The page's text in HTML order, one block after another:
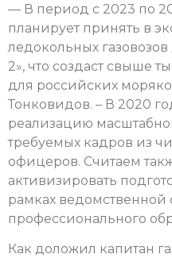
— В период с 2023 по
планирует принять в
ледокольных
2», что создаст свыше
для российских
Тонковидов. – В 2020
реализацию
требуемых кадров из
офицеров. Считаем
активизировать
рамках ведомственной
профессионального
Как доложил капитан